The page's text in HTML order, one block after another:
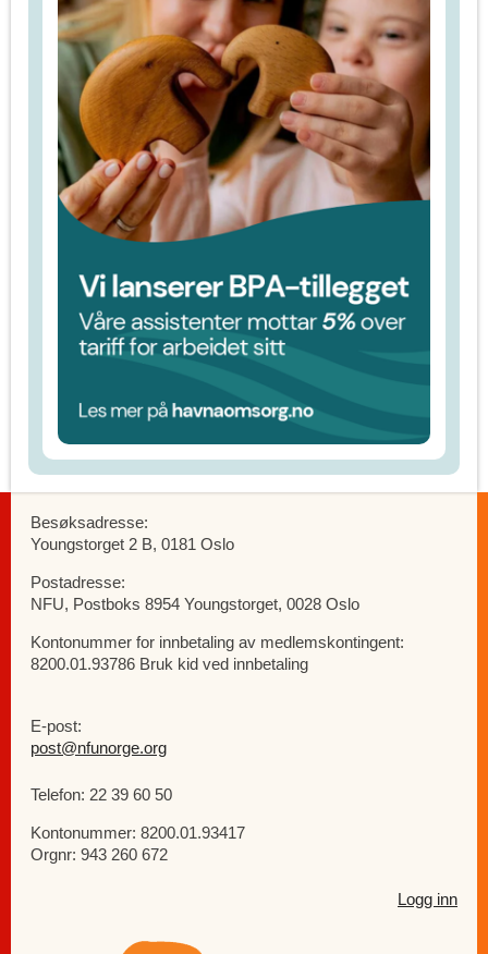
Besøksadresse:
Youngstorget 2 B, 0181 Oslo
Postadresse:
NFU, Postboks 8954 Youngstorget, 0028 Oslo
Kontonummer for innbetaling av medlemskontingent:
8200.01.93786 Bruk kid ved innbetaling
E-post:
post@nfunorge.org
Telefon: 22 39 60 50
Kontonummer: 8200.01.93417
Orgnr: 943 260 672
Logg inn